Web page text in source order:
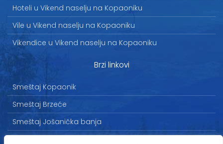
Hoteli u Vikend naselju na Kopaoniku
Vile u Vikend naselju na Kopaoniku
Vikendice u Vikend naselju na Kopaoniku
Brzi linkovi
Smeštaj Kopaonik
Smeštaj Brzeće
Smeštaj Jošanička banja